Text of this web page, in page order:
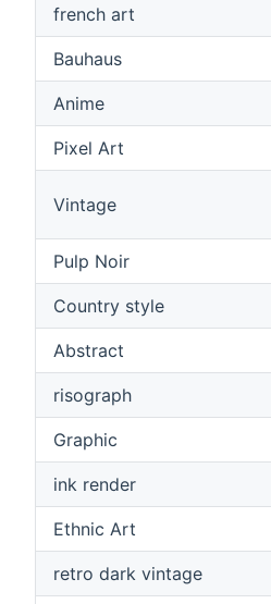
french art
Bauhaus
Anime
Pixel Art
Vintage
Pulp Noir
Country style
Abstract
risograph
Graphic
ink render
Ethnic Art
retro dark vintage